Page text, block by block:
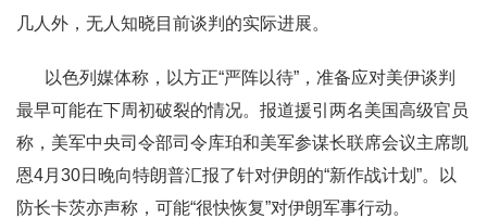
几人外，无人知晓目前谈判的实际进展。
以色列媒体称，以方正“严阵以待”，准备应对美伊谈判
最早可能在下周初破裂的情况。报道援引两名美国高级官员
称，美军中央司令部司令库珀和美军参谋长联席会议主席凯
恩4月30日晚向特朗普汇报了针对伊朗的“新作战计划”。以
防长卡茨亦声称，可能“很快恢复”对伊朗军事行动。